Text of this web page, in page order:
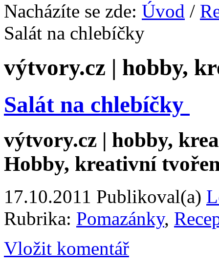
Nacházíte se zde: Úvod /
Salát na chlebíčky
výtvory.cz | hobby,
Salát na chlebíčky
výtvory.cz | hobby,
Hobby, kreativní
17.10.2011 Publikoval(a)
Rubrika: Pomazánky,
Vložit komentář